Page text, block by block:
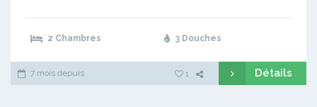
2 Chambres 3 Douches
7 mois depuis 1 Détails